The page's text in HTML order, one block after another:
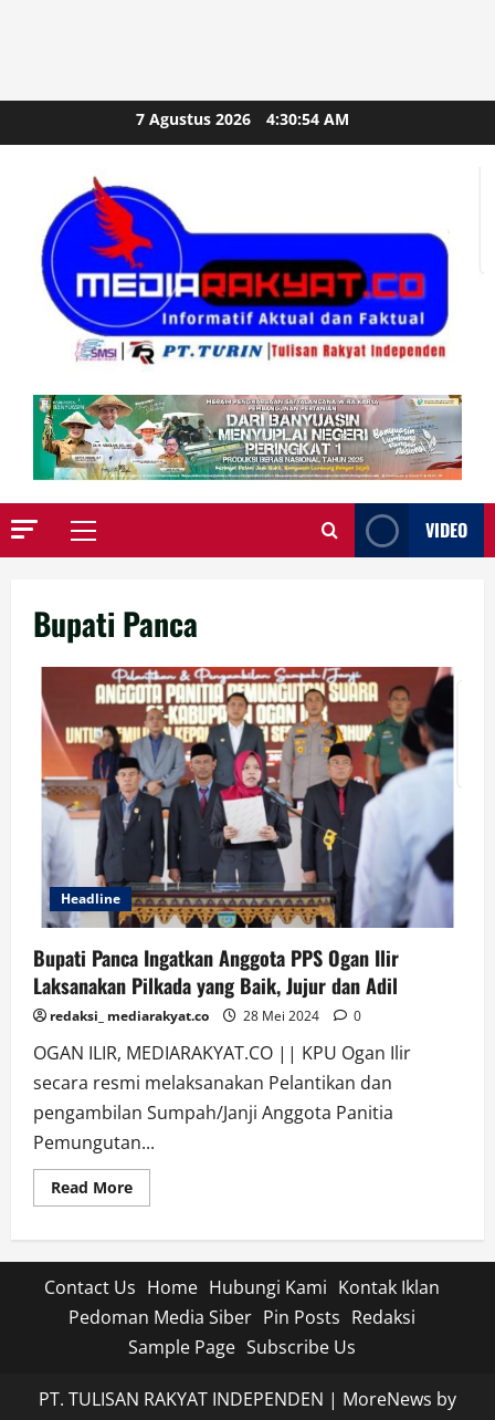
to
7 Agustus 2026 4:30:54 AM
Primary
VIDEO
Bupati Panca
Headline
Bupati Panca Ingatkan Anggota PPS Ogan Ilir
Laksanakan Pilkada yang Baik, Jujur dan Adil
redaksi_ mediarakyat.co 28 Mei 2024 0
OGAN ILIR, MEDIARAKYAT.CO || KPU Ogan Ilir
secara resmi melaksanakan Pelantikan dan
pengambilan Sumpah/Janji Anggota Panitia
Pemungutan...
Read MoreRead
more
Ingatkan
Anggota
PPS
Ogan
Ilir
Laksanakan
Pilkada
Baik,
Jujur
Contact Us Home Hubungi Kami Kontak Iklan
Pedoman Media Siber Pin Posts Redaksi
Sample Page Subscribe Us
PT. TULISAN RAKYAT INDEPENDEN | MoreNews by